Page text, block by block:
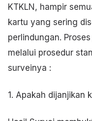
KTKLN, hampir
kartu yang sering
perlindungan.
melalui prosedur
surveinya :
1. Apakah dijanjikan